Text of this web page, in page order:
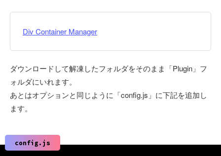
Div Container Manager
ダウンロードして解凍したフォルダをそのまま「Plugin」フ
ォルダにいれます。
あとはオプションと同じように「config.js」に下記を追加し
ます。
config.js